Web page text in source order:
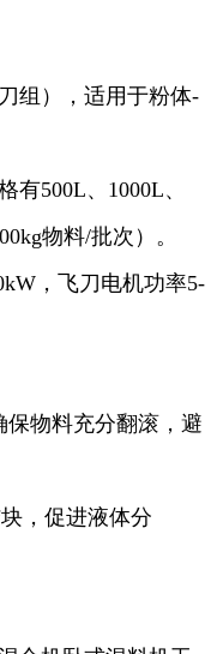
组），适用于粉体-
500L、1000L、
物料/批次）。
，飞刀电机功率5-
保物料充分翻滚，避
，促进液体分